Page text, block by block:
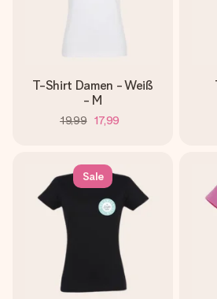
T-Shirt Damen - Weiß
- M
19,99 17,99
Sale